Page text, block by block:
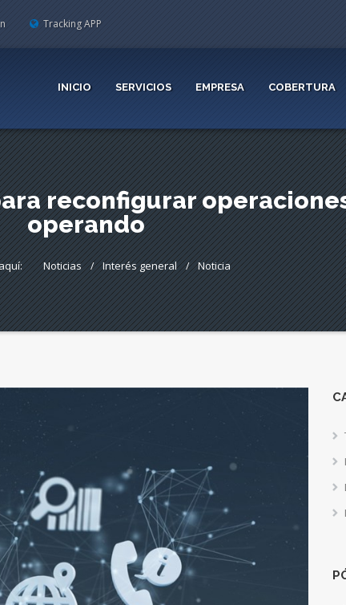
Tracking APP
INICIO SERVICIOS EMPRESA COBERTURA
reconfigurar
operando
Noticias Interés general Noticia